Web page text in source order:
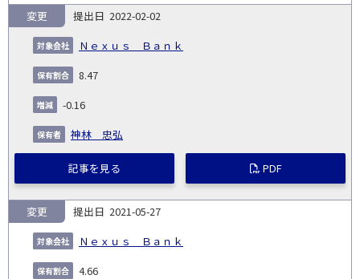
2022-02-02
Ｎｅｘｕｓ Ｂａｎｋ
変更
8.47
-0.16
神林 忠弘
記事を見る PDF
2021-05-27
Ｎｅｘｕｓ Ｂａｎｋ
変更
4.66